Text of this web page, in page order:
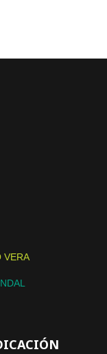
VERA